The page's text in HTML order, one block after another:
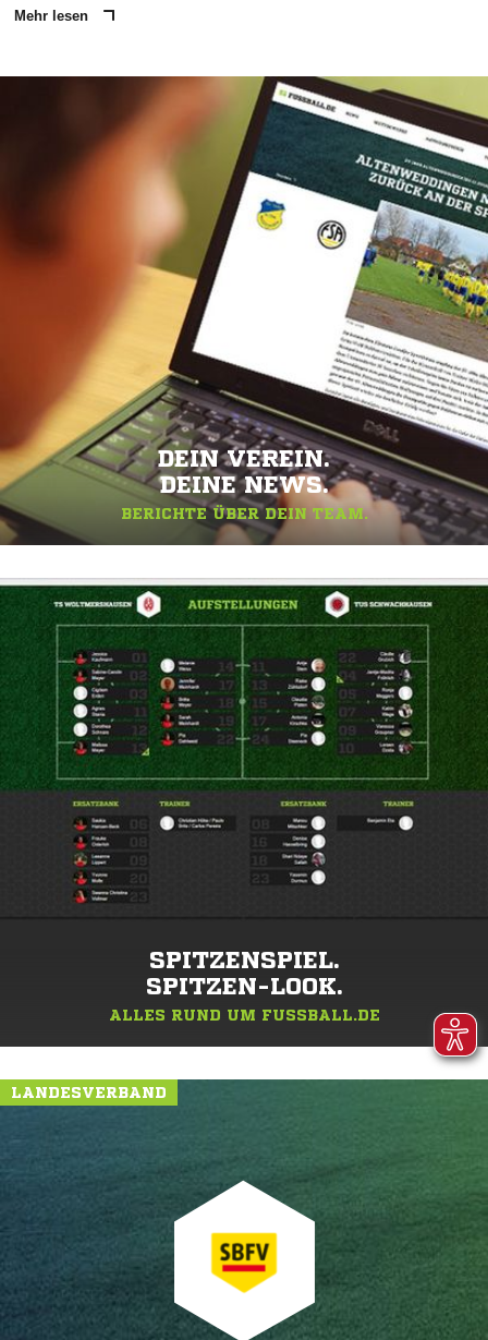
Mehr lesen
DEIN VEREIN.
DEINE NEWS.
BERICHTE ÜBER DEIN TEAM.
SPITZENSPIEL.
SPITZEN-LOOK.
ALLES RUND UM FUSSBALL.DE
LANDESVERBAND